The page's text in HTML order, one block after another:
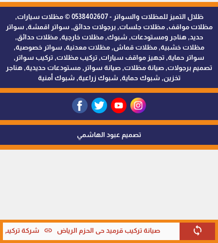
sync صيانة تركيب قرميد حي الحزم الرياض link شركة تركيب
ظلال التميز للمظلات والسواتر - 0538402607 © مظلات سيارات,
مظلات مواقف, مظلات جلسات, برجولات حدائق, سواتر اقمشة, سواتر
حديد, هناجر ومستودعات, شبوك, مظلات خارجية, مظلات حدائق,
مظلات خشبية, مظلات قماش, مظلات معدنية, سواتر خصوصية,
سواتر حماية, تجهيز مواقف سيارات, تركيب مظلات, تركيب سواتر,
تصميم برجولات, صيانة مظلات, صيانة سواتر, مستودعات حديدية, هناجر
تخزين, شبوك حماية, شبوك زراعية, شبوك أمنية
تصميم عبود الهاشمي